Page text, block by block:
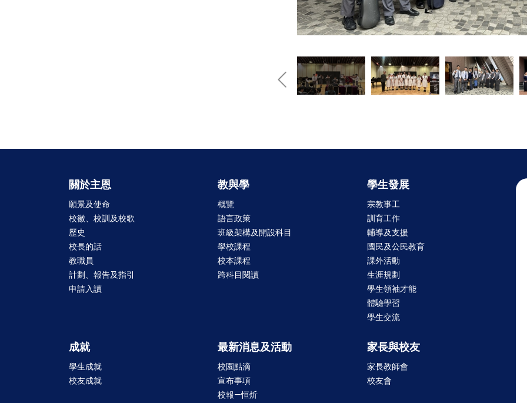
關於主恩
願景及使命
校徽、校訓及校歌
歷史
校長的話
教職員
計劃、報告及指引
申請入讀
教與學
概覽
語言政策
班級架構及開設科目
學校課程
校本課程
跨科目閱讀
學生發展
宗教事工
訓育工作
輔導及支援
國民及公民教育
課外活動
生涯規劃
學生領袖才能
體驗學習
學生交流
成就
學生成就
校友成就
最新消息及活動
校園點滴
宣布事項
校報—恒炘
家長與校友
家長教師會
校友會